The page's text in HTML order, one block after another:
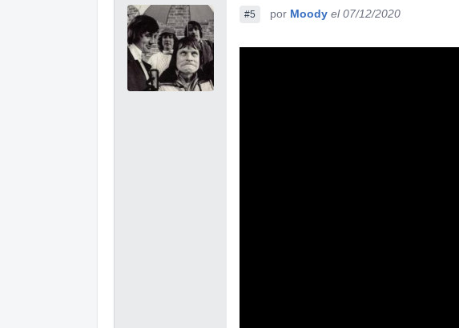
#5 por Moody el 07/12/2020